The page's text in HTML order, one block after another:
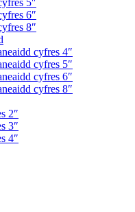
5″
6″
8″
cyfres 4″
cyfres 5″
cyfres 6″
cyfres 8″
2″
3″
4″